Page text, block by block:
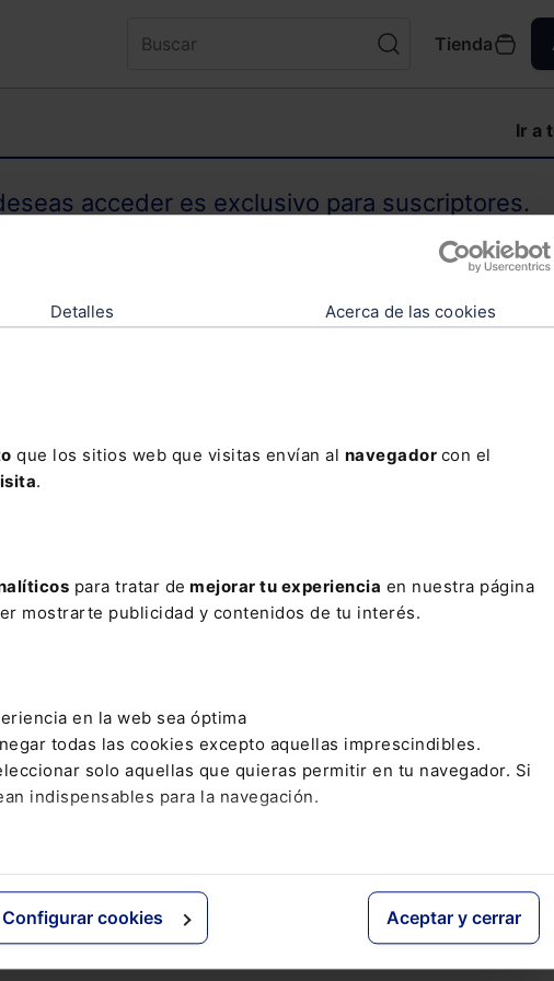
Detalles Acerca de las cookies
que los sitios web que visitas envían al navegador con el
.
para tratar de mejorar tu experiencia en nuestra página
mostrarte publicidad y contenidos de tu interés.
en la web sea óptima
todas las cookies excepto aquellas imprescindibles.
solo aquellas que quieras permitir en tu navegador. Si
indispensables para la navegación.
Configurar cookies Aceptar y cerrar
Tienda
Ir a
acceder es exclusivo para suscriptores.
no pierdas está oportunidad y
un
Grupo Lefebvre
ELS
El Derecho
Espacio Asesoría
Tel.: 91 210 80 00
Mándanos unemail
Monasterios de